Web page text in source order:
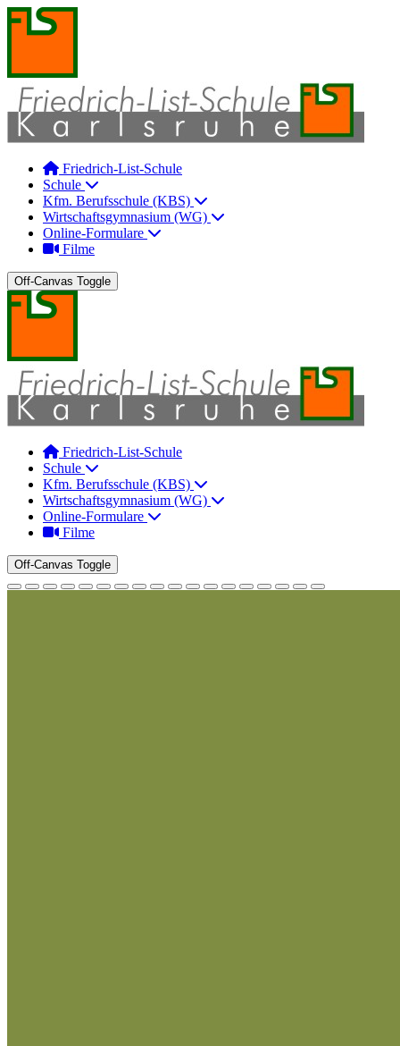
Friedrich-List-Schule
Schule
Kfm. Berufsschule (KBS)
Wirtschaftsgymnasium (WG)
Online-Formulare
Filme
Off-Canvas Toggle
Friedrich-List-Schule
Schule
Kfm. Berufsschule (KBS)
Wirtschaftsgymnasium (WG)
Online-Formulare
Filme
Off-Canvas Toggle